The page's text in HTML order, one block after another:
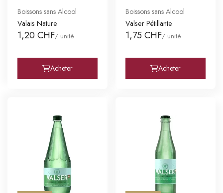
Boissons sans Alcool
Valais Nature
1,20 CHF/ unité
Acheter
Boissons sans Alcool
Valser Pétillante
1,75 CHF/ unité
Acheter